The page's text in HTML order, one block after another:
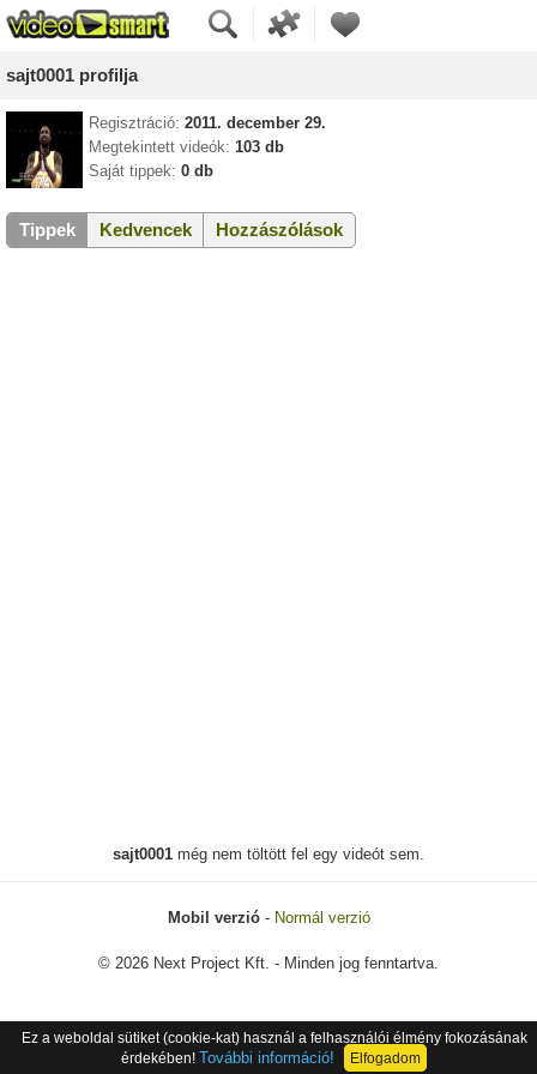
sajt0001 profilja
Regisztráció: 2011. december 29.
Megtekintett videók: 103 db
Saját tippek: 0 db
Tippek Kedvencek Hozzászólások
sajt0001 még nem töltött fel egy videót sem.
Mobil verzió- Normál verzió
© 2026 Next Project Kft. - Minden jog fenntartva.
Ez a weboldal sütiket (cookie-kat) használ a felhasználói élmény fokozásának
érdekében! További információ! Elfogadom